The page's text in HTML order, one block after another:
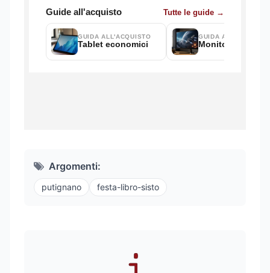
Argomenti:
putignano festa-libro-sisto